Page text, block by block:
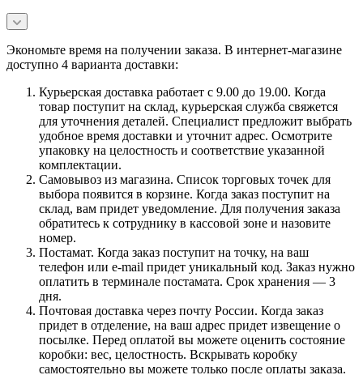
Экономьте время на получении заказа. В интернет-магазине
доступно 4 варианта доставки:
Курьерская доставка работает с 9.00 до 19.00. Когда
товар поступит на склад, курьерская служба свяжется
для уточнения деталей. Специалист предложит выбрать
удобное время доставки и уточнит адрес. Осмотрите
упаковку на целостность и соответствие указанной
комплектации.
Самовывоз из магазина. Список торговых точек для
выбора появится в корзине. Когда заказ поступит на
склад, вам придет уведомление. Для получения заказа
обратитесь к сотруднику в кассовой зоне и назовите
номер.
Постамат. Когда заказ поступит на точку, на ваш
телефон или e-mail придет уникальный код. Заказ нужно
оплатить в терминале постамата. Срок хранения — 3
дня.
Почтовая доставка через почту России. Когда заказ
придет в отделение, на ваш адрес придет извещение о
посылке. Перед оплатой вы можете оценить состояние
коробки: вес, целостность. Вскрывать коробку
самостоятельно вы можете только после оплаты заказа.